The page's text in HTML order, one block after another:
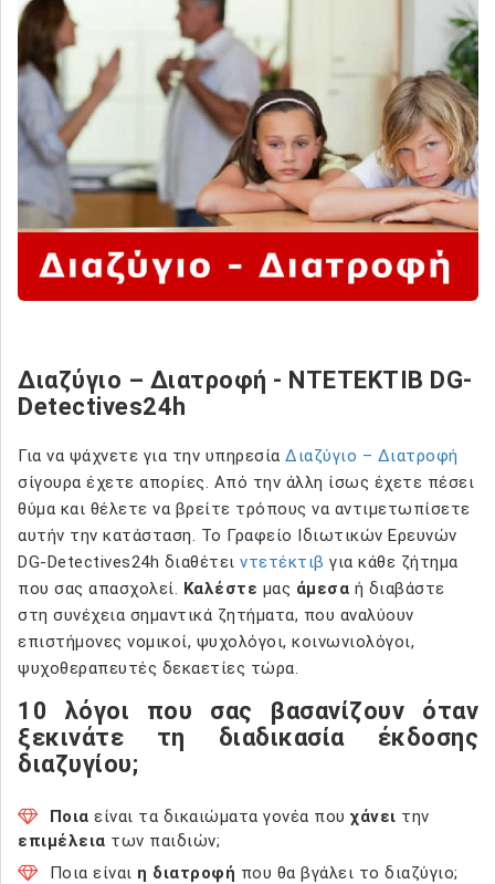
Διαζύγιο – Διατροφή - NTETEKTIB DG-
Detectives24h
Για να ψάχνετε για την υπηρεσία Διαζύγιο – Διατροφή
σίγουρα έχετε απορίες. Από την άλλη ίσως έχετε πέσει
θύμα και θέλετε να βρείτε τρόπους να αντιμετωπίσετε
αυτήν την κατάσταση. Το Γραφείο Ιδιωτικών Ερευνών
DG-Detectives24h διαθέτει ντετέκτιβ για κάθε ζήτημα
που σας απασχολεί. Καλέστε μας άμεσα ή διαβάστε
στη συνέχεια σημαντικά ζητήματα, που αναλύουν
επιστήμονες νομικοί, ψυχολόγοι, κοινωνιολόγοι,
ψυχοθεραπευτές δεκαετίες τώρα.
10 λόγοι που σας βασανίζουν όταν
ξεκινάτε τη διαδικασία έκδοσης
διαζυγίου;
Ποια είναι τα δικαιώματα γονέα που χάνει την
επιμέλεια των παιδιών;
Ποια είναι η διατροφή που θα βγάλει το διαζύγιο;